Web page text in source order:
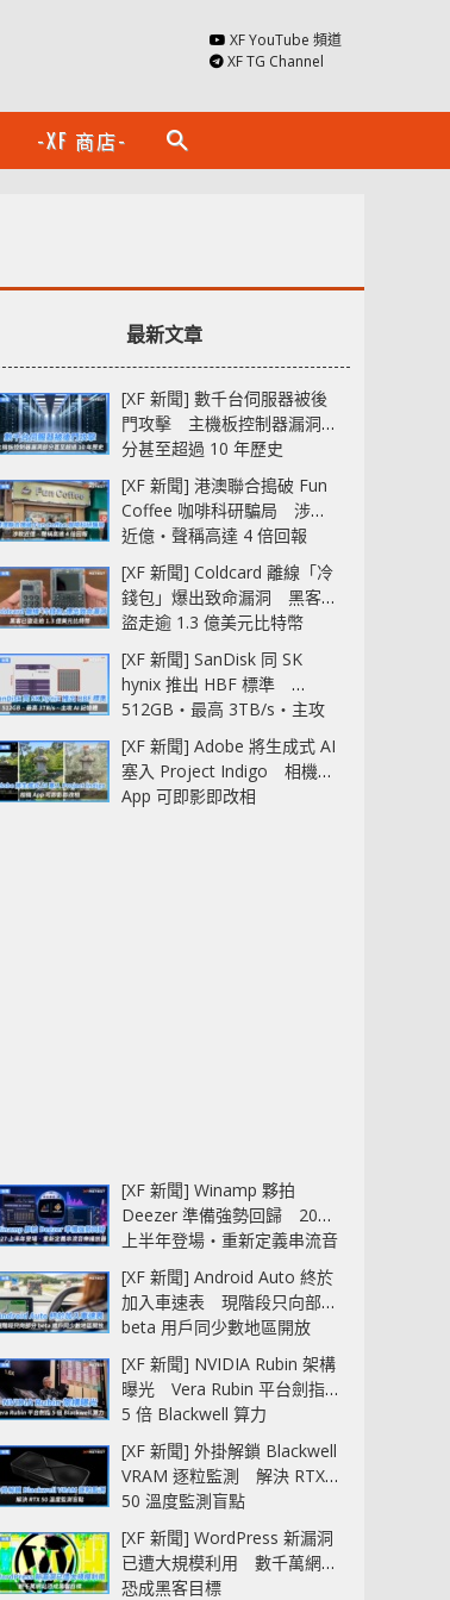
XF YouTube 頻道
XF TG Channel
-XF 商店- search
最新文章
[XF 新聞] 數千台伺服器被後
門攻擊 主機板控制器漏洞部
分甚至超過 10 年歷史
[XF 新聞] 港澳聯合搗破 Fun
Coffee 咖啡科研騙局 涉款
近億‧聲稱高達 4 倍回報
[XF 新聞] Coldcard 離線「冷
錢包」爆出致命漏洞 黑客已
盜走逾 1.3 億美元比特幣
[XF 新聞] SanDisk 同 SK
hynix 推出 HBF 標準
512GB‧最高 3TB/s‧主攻
AI 記憶體
[XF 新聞] Adobe 將生成式 AI
塞入 Project Indigo 相機
App 可即影即改相
[XF 新聞] Winamp 夥拍
Deezer 準備強勢回歸 2027
上半年登場‧重新定義串流音
樂播放器
[XF 新聞] Android Auto 終於
加入車速表 現階段只向部分
beta 用戶同少數地區開放
[XF 新聞] NVIDIA Rubin 架構
曝光 Vera Rubin 平台劍指
5 倍 Blackwell 算力
[XF 新聞] 外掛解鎖 Blackwell
VRAM 逐粒監測 解決 RTX
50 溫度監測盲點
[XF 新聞] WordPress 新漏洞
已遭大規模利用 數千萬網站
恐成黑客目標